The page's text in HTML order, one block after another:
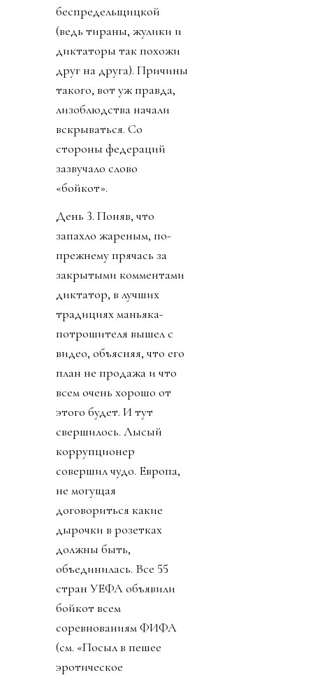
беспредельщицкой
(ведь тираны, жулики и
диктаторы так похожи
друг на друга). Причины
такого, вот уж правда,
лизоблюдства начали
вскрываться. Со
стороны федераций
зазвучало слово
«бойкот».
День 3. Поняв, что
запахло жареным, по-
прежнему прячась за
закрытыми комментами
диктатор, в лучших
традициях маньяка-
потрошителя вышел с
видео, объясняя, что его
план не продажа и что
всем очень хорошо от
этого будет. И тут
свершилось. Лысый
коррупционер
совершил чудо. Европа,
не могущая
договориться какие
дырочки в розетках
должны быть,
объединилась. Все 55
стран УЕФА объявили
бойкот всем
соревнованиям ФИФА
(см. «Посыл в пешее
эротическое